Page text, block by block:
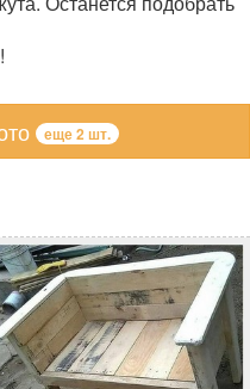
еще 2 шт.